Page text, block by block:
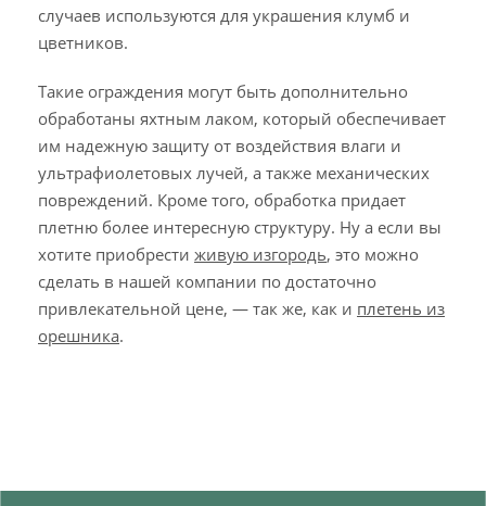
случаев используются для украшения клумб и
цветников.
Такие ограждения могут быть дополнительно
обработаны яхтным лаком, который обеспечивает
им надежную защиту от воздействия влаги и
ультрафиолетовых лучей, а также механических
повреждений. Кроме того, обработка придает
плетню более интересную структуру. Ну а если вы
хотите приобрести живую изгородь, это можно
сделать в нашей компании по достаточно
привлекательной цене, — так же, как и плетень из
орешника.